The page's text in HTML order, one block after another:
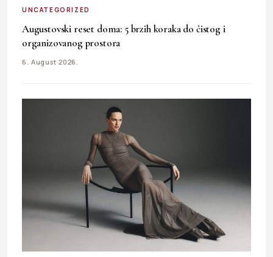
UNCATEGORIZED
Augustovski reset doma: 5 brzih koraka do čistog i
organizovanog prostora
6. August 2026.